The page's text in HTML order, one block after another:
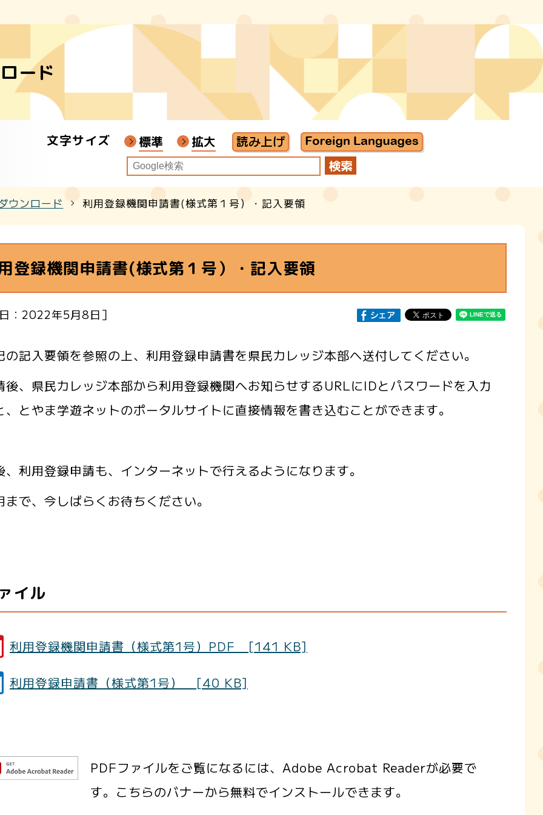
習団体協議会
ード
文字サイズ 標準 拡大
ウンロード 利用登録機関申請書(様式第１号）・記入要領
登録機関申請書(様式第１号）・記入要領
：2022年5月8日］
記入要領を参照の上、利用登録申請書を県民カレッジ本部へ送付してください。
、県民カレッジ本部から利用登録機関へお知らせするURLにIDとパスワードを入力
、とやま学遊ネットのポータルサイトに直接情報を書き込むことができます。
利用登録申請も、インターネットで行えるようになります。
で、今しばらくお待ちください。
イル
利用登録機関申請書（様式第1号）PDF [141 KB]
利用登録申請書（様式第1号） [40 KB]
PDFファイルをご覧になるには、Adobe Acrobat Readerが必要で
す。こちらのバナーから無料でインストールできます。